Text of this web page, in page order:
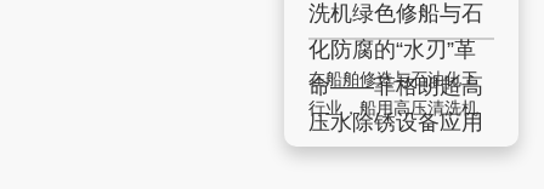
洗机绿色修船与石
化防腐的“水刃”革
命——菲格朗超高
压水除锈设备应用
解析
在船舶修造与石油化工
行业，船用高压清洗机
除锈作业长期是一道“两